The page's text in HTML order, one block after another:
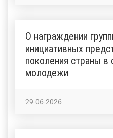
О награждении
инициативных
поколения страны
молодежи
29-06-2026